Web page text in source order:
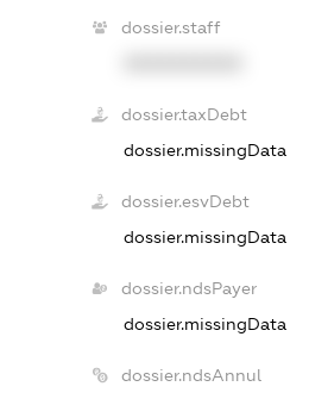
dossier.staff
dossier.taxDebt
dossier.missingData
dossier.esvDebt
dossier.missingData
dossier.ndsPayer
dossier.missingData
dossier.ndsAnnul